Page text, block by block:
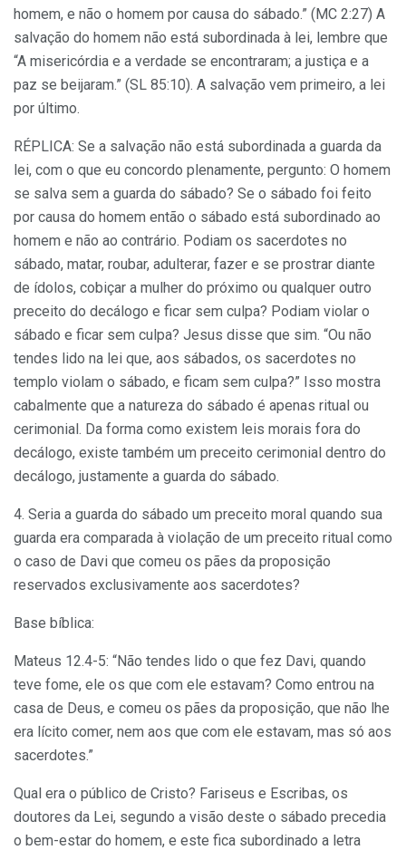
homem, e não o homem por causa do sábado.” (MC 2:27) A
salvação do homem não está subordinada à lei, lembre que
“A misericórdia e a verdade se encontraram; a justiça e a
paz se beijaram.” (SL 85:10). A salvação vem primeiro, a lei
por último.
RÉPLICA: Se a salvação não está subordinada a guarda da
lei, com o que eu concordo plenamente, pergunto: O homem
se salva sem a guarda do sábado? Se o sábado foi feito
por causa do homem então o sábado está subordinado ao
homem e não ao contrário. Podiam os sacerdotes no
sábado, matar, roubar, adulterar, fazer e se prostrar diante
de ídolos, cobiçar a mulher do próximo ou qualquer outro
preceito do decálogo e ficar sem culpa? Podiam violar o
sábado e ficar sem culpa? Jesus disse que sim. “Ou não
tendes lido na lei que, aos sábados, os sacerdotes no
templo violam o sábado, e ficam sem culpa?” Isso mostra
cabalmente que a natureza do sábado é apenas ritual ou
cerimonial. Da forma como existem leis morais fora do
decálogo, existe também um preceito cerimonial dentro do
decálogo, justamente a guarda do sábado.
4. Seria a guarda do sábado um preceito moral quando sua
guarda era comparada à violação de um preceito ritual como
o caso de Davi que comeu os pães da proposição
reservados exclusivamente aos sacerdotes?
Base bíblica:
Mateus 12.4-5: “Não tendes lido o que fez Davi, quando
teve fome, ele os que com ele estavam? Como entrou na
casa de Deus, e comeu os pães da proposição, que não lhe
era lícito comer, nem aos que com ele estavam, mas só aos
sacerdotes.”
Qual era o público de Cristo? Fariseus e Escribas, os
doutores da Lei, segundo a visão deste o sábado precedia
o bem-estar do homem, e este fica subordinado a letra